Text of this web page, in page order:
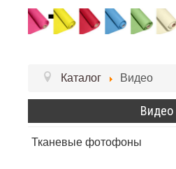
Каталог Видео
Видео
Тканевые фотофоны